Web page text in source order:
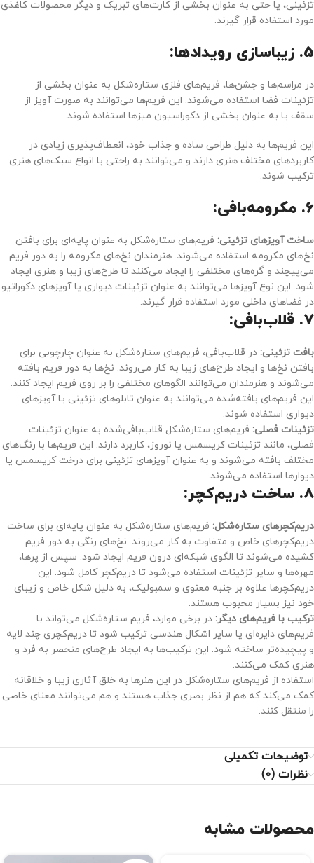
تزئینی، یا حتی به عنوان بخشی از کارت‌های تبریک و دیگر محصولات کاغذی
مورد استفاده قرار گیرند.
5. زیباسازی رویدادها:
در مراسم‌ها و جشن‌ها، فریم‌های فلزی ستاره‌شکل به عنوان بخشی از
تزئینات فضا استفاده می‌شوند. این فریم‌ها می‌توانند به صورت آویز از
سقف یا به عنوان بخشی از دکوراسیون میزها استفاده شوند.
این فریم‌ها به دلیل طراحی ساده و جذاب خود، انعطاف‌پذیری زیادی در
کاربردهای مختلف هنری دارند و می‌توانند به راحتی با انواع سبک‌های هنری
ترکیب شوند.
6. مکرومه‌بافی:
ساخت آویزهای تزئینی: فریم‌های ستاره‌شکل به عنوان پایه‌ای برای بافتن
نخ‌های مکرومه استفاده می‌شوند. هنرمندان نخ‌های مکرومه را به دور فریم
می‌پیچند و گره‌های مختلفی را ایجاد می‌کنند تا طرح‌های زیبا و هنری ایجاد
شود. این نوع آویزها می‌توانند به عنوان تزئینات دیواری یا آویزهای دکوراتیو
در فضاهای داخلی مورد استفاده قرار گیرند.
7. قلاب‌بافی:
بافت تزئینی: در قلاب‌بافی، فریم‌های ستاره‌شکل به عنوان چارچوبی برای
بافتن نخ‌ها و ایجاد طرح‌های زیبا به کار می‌روند. نخ‌ها به دور فریم بافته
می‌شوند و هنرمندان می‌توانند الگوهای مختلفی را بر روی فریم ایجاد کنند.
این فریم‌های بافته‌شده می‌توانند به عنوان تابلوهای تزئینی یا آویزهای
دیواری استفاده شوند.
تزئینات فصلی: فریم‌های ستاره‌شکل قلاب‌بافی‌شده به عنوان تزئینات
فصلی، مانند تزئینات کریسمس یا نوروز، کاربرد دارند. این فریم‌ها با رنگ‌های
مختلف بافته می‌شوند و به عنوان آویزهای تزئینی برای درخت کریسمس یا
دیوارها استفاده می‌شوند.
8. ساخت دریم‌کچر:
دریم‌کچرهای ستاره‌شکل: فریم‌های ستاره‌شکل به عنوان پایه‌ای برای ساخت
دریم‌کچرهای خاص و متفاوت به کار می‌روند. نخ‌های رنگی به دور فریم
کشیده می‌شوند تا الگوی شبکه‌ای درون فریم ایجاد شود. سپس از پرها،
مهره‌ها و سایر تزئینات استفاده می‌شود تا دریم‌کچر کامل شود. این
دریم‌کچرها علاوه بر جنبه معنوی و سمبولیک، به دلیل شکل خاص و زیبای
خود نیز بسیار محبوب هستند.
ترکیب با فریم‌های دیگر: در برخی موارد، فریم ستاره‌شکل می‌تواند با
فریم‌های دایره‌ای یا سایر اشکال هندسی ترکیب شود تا دریم‌کچری چند لایه
و پیچیده‌تر ساخته شود. این ترکیب‌ها به ایجاد طرح‌های منحصر به فرد و
هنری کمک می‌کنند.
استفاده از فریم‌های ستاره‌شکل در این هنرها به خلق آثاری زیبا و خلاقانه
کمک می‌کند که هم از نظر بصری جذاب هستند و هم می‌توانند معنای خاصی
را منتقل کنند.
توضیحات تکمیلی
نظرات (0)
محصولات مشابه